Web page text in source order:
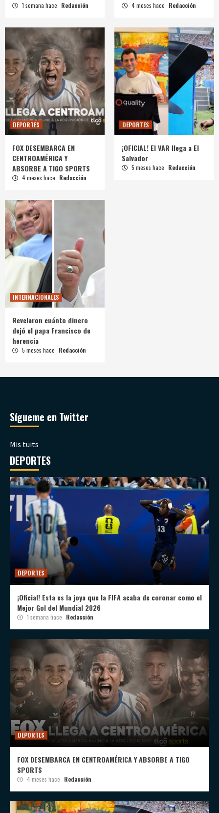
1 semana hace Redacción 4 meses hace Redacción
DEPORTES
FOX DESEMBARCA EN
CENTROAMÉRICA Y
ABSORBE A TIGO SPORTS
4 meses hace Redacción
DEPORTES
¡OFICIAL! El VAR llega a El
Salvador
5 meses hace Redacción
INTERNACIONALES
Revelaron cuánto dinero
dejó el papa Francisco de
herencia
5 meses hace Redacción
Sígueme en Twitter
Mis tuits
DEPORTES
DEPORTES
¡Oficial! Esta es la joya que la FIFA acaba de coronar como el
Mejor Gol del Mundial 2026
1 semana hace Redacción
DEPORTES
FOX DESEMBARCA EN CENTROAMÉRICA Y ABSORBE A TIGO
SPORTS
4 meses hace Redacción